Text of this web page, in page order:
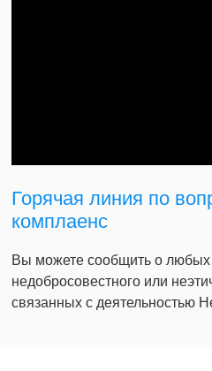
Горячая линия по
комплаенс
Вы можете сообщить о любых
недобросовестного или
связанных с деятельностью